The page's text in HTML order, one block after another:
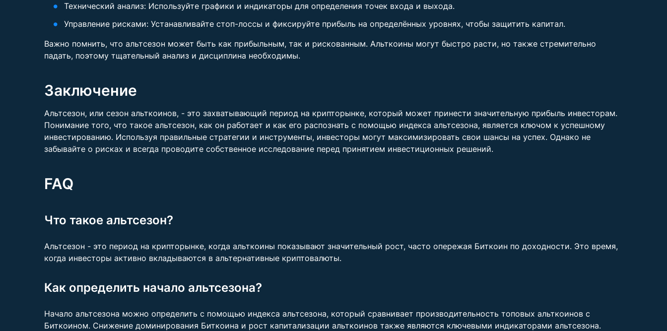
Технический анализ: Используйте графики и индикаторы для определения точек входа и выхода.
Управление рисками: Устанавливайте стоп-лоссы и фиксируйте прибыль на определённых уровнях, чтобы защитить капитал.
Важно помнить, что альтсезон может быть как прибыльным, так и рискованным. Альткоины могут быстро расти, но также стремительно
падать, поэтому тщательный анализ и дисциплина необходимы.
Заключение
Альтсезон, или сезон альткоинов, - это захватывающий период на крипторынке, который может принести значительную прибыль инвесторам.
Понимание того, что такое альтсезон, как он работает и как его распознать с помощью индекса альтсезона, является ключом к успешному
инвестированию. Используя правильные стратегии и инструменты, инвесторы могут максимизировать свои шансы на успех. Однако не
забывайте о рисках и всегда проводите собственное исследование перед принятием инвестиционных решений.
FAQ
Что такое альтсезон?
Альтсезон - это период на крипторынке, когда альткоины показывают значительный рост, часто опережая Биткоин по доходности. Это время,
когда инвесторы активно вкладываются в альтернативные криптовалюты.
Как определить начало альтсезона?
Начало альтсезона можно определить с помощью индекса альтсезона, который сравнивает производительность топовых альткоинов с
Биткоином. Снижение доминирования Биткоина и рост капитализации альткоинов также являются ключевыми индикаторами альтсезона.